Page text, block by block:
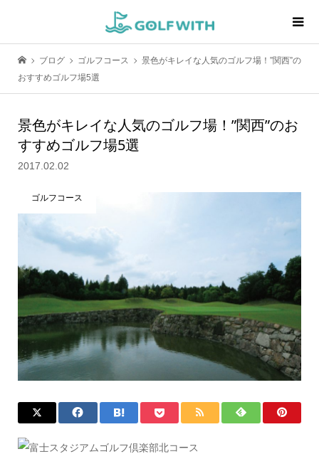
ブログ ゴルフコース
景色がキレイな人気のゴルフ場！”関西”の
おすすめゴルフ場5選
景色がキレイな人気のゴルフ場！”関西”のお
すすめゴルフ場5選
2017.02.02
ゴルフコース